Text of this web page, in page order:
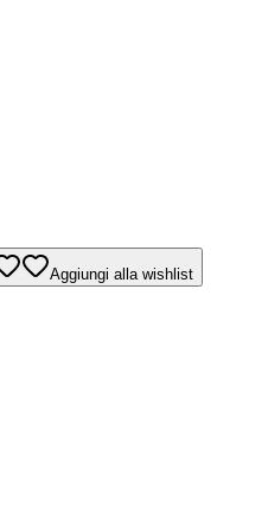
Aggiungi alla wishlist